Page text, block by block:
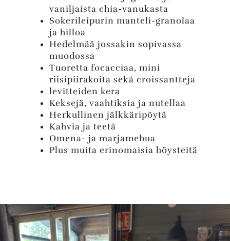
vaniljaista chia-vanukasta
Sokerileipurin manteli-granolaa
ja hilloa
Hedelmää jossakin sopivassa
muodossa
Tuoretta focacciaa, mini
riisipiirakoita sekä croissantteja
levitteiden kera
Keksejä, vaahtiksia ja nutellaa
Herkullinen jälkkäripöytä
Kahvia ja teetä
Omena- ja marjamehua
Plus muita erinomaisia höysteitä